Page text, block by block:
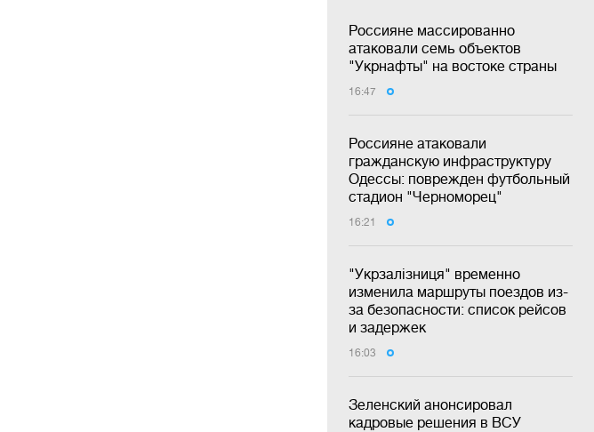
Россияне массированно
атаковали семь объектов
"Укрнафты" на востоке страны
16:47
Россияне атаковали
гражданскую инфраструктуру
Одессы: поврежден футбольный
стадион "Черноморец"
16:21
"Укрзалізниця" временно
изменила маршруты поездов из-
за безопасности: список рейсов
и задержек
16:03
Зеленский анонсировал
кадровые решения в ВСУ